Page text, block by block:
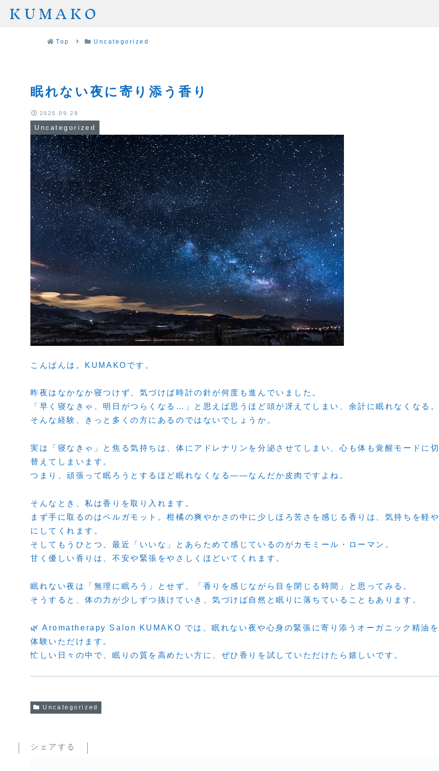
KUMAKO
Top Uncategorized
眠れない夜に寄り添う香り
Uncategorized
2025.09.28
こんばんは。KUMAKOです。
昨夜はなかなか寝つけず、気づけば時計の針が何度も進んでいました。
「早く寝なきゃ、明日がつらくなる…」と思えば思うほど頭が冴えてしまい、余計に眠れなくなる
そんな経験、きっと多くの方にあるのではないでしょうか。
実は「寝なきゃ」と焦る気持ちは、体にアドレナリンを分泌させてしまい、心も体も覚醒モードに
替えてしまいます。
つまり、頑張って眠ろうとするほど眠れなくなる――なんだか皮肉ですよね。
そんなとき、私は香りを取り入れます。
まず手に取るのはベルガモット。柑橘の爽やかさの中に少しほろ苦さを感じる香りは、気持ちを軽
にしてくれます。
そしてもうひとつ、最近「いいな」とあらためて感じているのがカモミール・ローマン。
甘く優しい香りは、不安や緊張をやさしくほどいてくれます。
眠れない夜は「無理に眠ろう」とせず、「香りを感じながら目を閉じる時間」と思ってみる。
そうすると、体の力が少しずつ抜けていき、気づけば自然と眠りに落ちていることもあります。
🌿 Aromatherapy Salon KUMAKO では、眠れない夜や心身の緊張に寄り添うオーガニック精油
体験いただけます。
忙しい日々の中で、眠りの質を高めたい方に、ぜひ香りを試していただけたら嬉しいです。
Uncategorized
シェアする